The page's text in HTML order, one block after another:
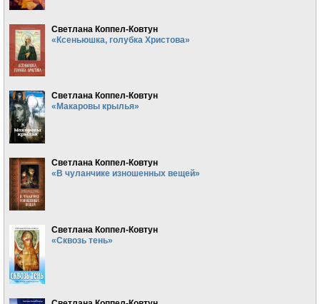
Светлана Коппел-Ковтун
«Ксеньюшка, голубка Христова»
Светлана Коппел-Ковтун
«Макаровы крылья»
Светлана Коппел-Ковтун
«В чуланчике изношенных вещей»
Светлана Коппел-Ковтун
«Сквозь тень»